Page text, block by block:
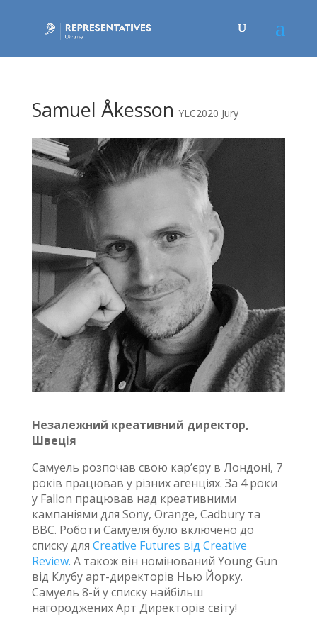
Samuel Åkesson YLC2020 Jury
Незалежний креативний директор,
Швеція
Самуель розпочав свою кар’єру в Лондоні, 7
років працював у різних агенціях. За 4 роки
у Fallon працював над креативними
кампаніями для Sony, Orange, Cadbury та
BBC. Роботи Самуеля було включено до
списку для Creative Futures від Creative
Review. А також він номінований Young Gun
від Клубу арт-директорів Нью Йорку.
Самуель 8-й у списку найбільш
нагороджених Арт Директорів світу!